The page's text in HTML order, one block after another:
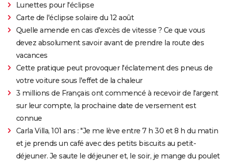
Lunettes pour l'éclipse
Carte de l'éclipse solaire du 12 août
Quelle amende en cas d'excès de vitesse ? Ce que vous
devez absolument savoir avant de prendre la route des
vacances
Cette pratique peut provoquer l'éclatement des pneus de
votre voiture sous l'effet de la chaleur
3 millions de Français ont commencé à recevoir de l'argent
sur leur compte, la prochaine date de versement est
connue
Carla Villa, 101 ans : "Je me lève entre 7 h 30 et 8 h du matin
et je prends un café avec des petits biscuits au petit-
déjeuner. Je saute le déjeuner et, le soir, je mange du poulet